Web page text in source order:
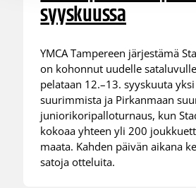
syyskuussa
YMCA Tampereen järjestämä
on kohonnut uudelle
pelataan 12.–13. syyskuuta
suurimmista ja Pirkanmaan
juniorikoripalloturnaus, kun
kokoaa yhteen yli 200
maata. Kahden päivän aikana
satoja otteluita.